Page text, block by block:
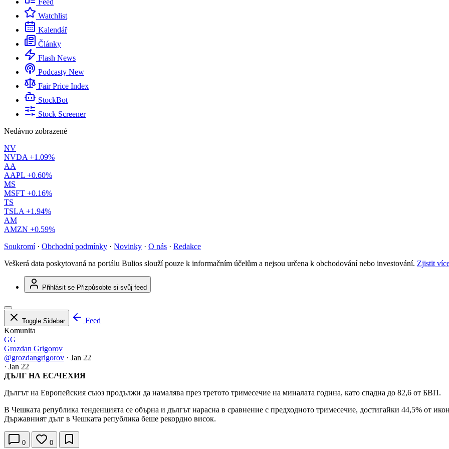
Feed
Watchlist
Kalendář
Články
Flash News
Podcasty New
Fair Price Index
StockBot
Stock Screener
Nedávno zobrazené
NV
NVDA +1.09%
AA
AAPL +0.60%
MS
MSFT +0.16%
TS
TSLA +1.94%
AM
AMZN +0.59%
Soukromí · Obchodní podmínky · Novinky · O nás · Redakce
Veškerá data poskytovaná na portálu Bulios slouží pouze k informačním účelům a nejsou určena k obchodování nebo investování. Zjistit
Přihlásit se Přizpůsobte si svůj feed
Toggle Sidebar
Feed
Komunita
GG
Grozdan Grigorov
@grozdangrigorov · Jan 22
· Jan 22
ДЪЛГ НА ЕС/ЧЕХИЯ
Дългът на Европейския съюз продължи да намалява през третото тримесечие на миналата година, като спадна до 82,6 от БВП.
В Чешката република тенденцията се обърна и дългът нарасна в сравнение с предходното тримесечие, достигайки 44,5% от
Държавният дълг в Чешката република беше рекордно висок.
0 0